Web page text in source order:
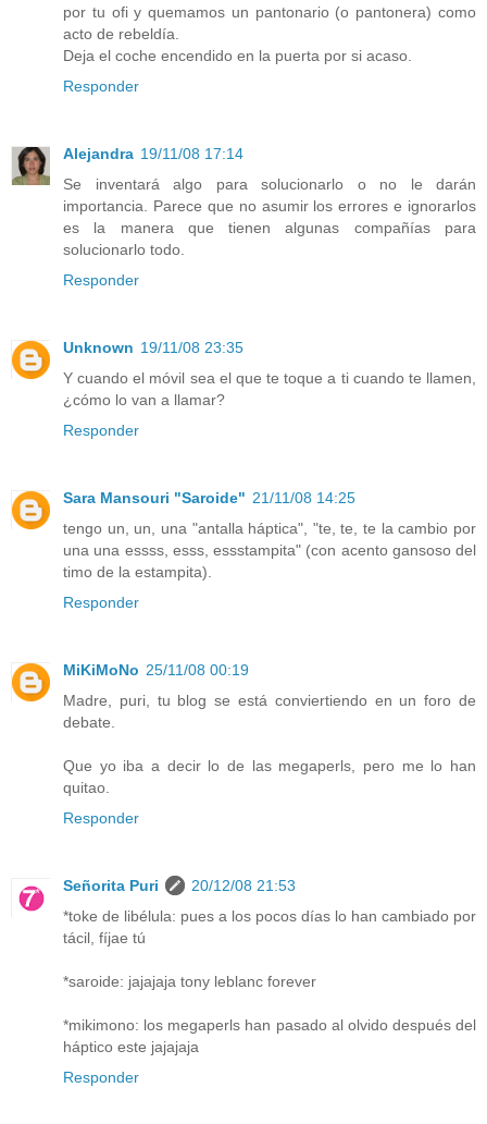
por tu ofi y quemamos un pantonario (o pantonera) como
acto de rebeldía.
Deja el coche encendido en la puerta por si acaso.
Responder
Alejandra 19/11/08 17:14
Se inventará algo para solucionarlo o no le darán
importancia. Parece que no asumir los errores e ignorarlos
es la manera que tienen algunas compañías para
solucionarlo todo.
Responder
Unknown 19/11/08 23:35
Y cuando el móvil sea el que te toque a ti cuando te llamen,
¿cómo lo van a llamar?
Responder
Sara Mansouri "Saroide" 21/11/08 14:25
tengo un, un, una "antalla háptica", "te, te, te la cambio por
una una essss, esss, essstampita" (con acento gansoso del
timo de la estampita).
Responder
MiKiMoNo 25/11/08 00:19
Madre, puri, tu blog se está conviertiendo en un foro de
debate.
Que yo iba a decir lo de las megaperls, pero me lo han
quitao.
Responder
Señorita Puri
20/12/08 21:53
*toke de libélula: pues a los pocos días lo han cambiado por
tácil, fíjae tú
*saroide: jajajaja tony leblanc forever
*mikimono: los megaperls han pasado al olvido después del
háptico este jajajaja
Responder